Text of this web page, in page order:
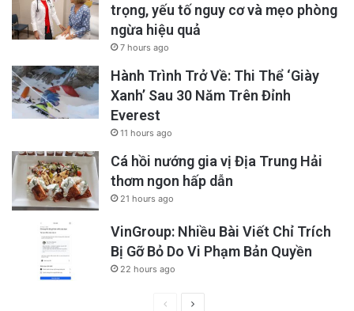
trọng, yếu tố nguy cơ và mẹo phòng
ngừa hiệu quả
7 hours ago
Hành Trình Trở Về: Thi Thể ‘Giày
Xanh’ Sau 30 Năm Trên Đỉnh
Everest
11 hours ago
Cá hồi nướng gia vị Địa Trung Hải
thơm ngon hấp dẫn
21 hours ago
VinGroup: Nhiều Bài Viết Chỉ Trích
Bị Gỡ Bỏ Do Vi Phạm Bản Quyền
22 hours ago
PreviousNext